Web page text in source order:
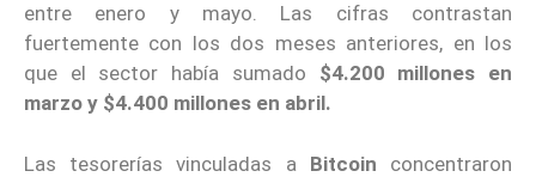
entre enero y mayo. Las cifras contrastan
fuertemente con los dos meses anteriores, en los
que el sector había sumado $4.200 millones en
marzo y $4.400 millones en abril.
Las tesorerías vinculadas a Bitcoin concentraron